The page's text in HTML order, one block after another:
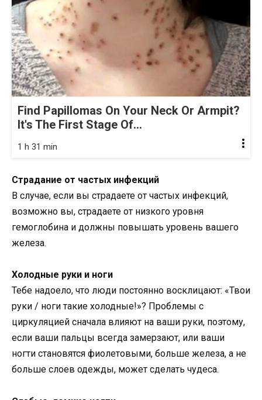
Find Papillomas On Your Neck Or Armpit?
It's The First Stage Of...
1 h 31 min
Страдание от частых инфекций
В случае, если вы страдаете от частых инфекций,
возможно вы, страдаете от низкого уровня
гемоглобина и должны повышать уровень вашего
железа.
Холодные руки и ноги
Тебе надоело, что люди постоянно восклицают: «Твои
руки / ноги такие холодные!»? Проблемы с
циркуляцией сначала влияют на ваши руки, поэтому,
если ваши пальцы всегда замерзают, или ваши
ногти становятся фиолетовыми, больше железа, а не
больше слоев одежды, может сделать чудеса.